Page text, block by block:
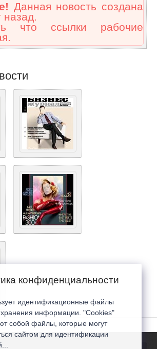
Данная новость создана
назад.
что ссылки рабочие
конфиденциальности
идентификационные файлы
информации. "Cookies"
собой файлы, которые могут
сайтом для идентификации